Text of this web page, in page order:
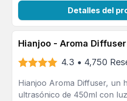
Detalles del
Hianjoo - Aroma Diffuser
4.3 • 4,750
Hianjoo Aroma Diffuser, un
ultrasónico de 450ml con